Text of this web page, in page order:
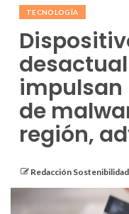
TECNOLOGÍA
impulsan
de
región,
Redacción